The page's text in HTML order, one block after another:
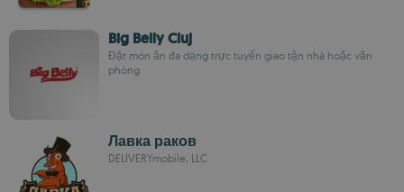
Big Belly Cluj
Đặt món ăn đa dạng trực tuyến giao tận nhà hoặc văn
phòng
Лавка раков
DELIVERYmobile, LLC